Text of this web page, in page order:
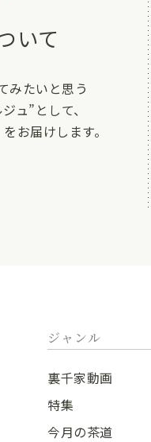
いて
みたいと思う
ュ”として、
お届けします。
ジャンル
裏千家動画
特集
今月の茶道